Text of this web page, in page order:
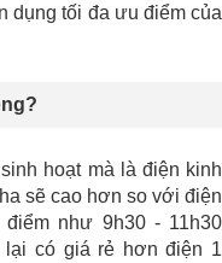
dụng tối đa ưu điểm của
hoạt mà là điện kinh
sẽ cao hơn so với điện
như 9h30 - 11h30
lại có giá rẻ hơn điện 1